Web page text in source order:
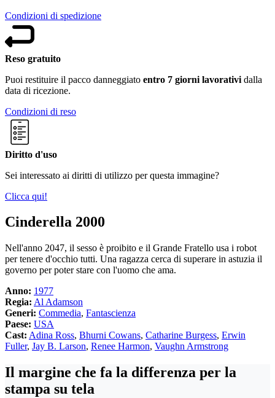
Condizioni di spedizione
Reso gratuito
Puoi restituire il pacco danneggiato entro 7 giorni lavorativi dalla
data di ricezione.
Condizioni di reso
Diritto d'uso
Sei interessato ai diritti di utilizzo per questa immagine?
Clicca qui!
Cinderella 2000
Nell'anno 2047, il sesso è proibito e il Grande Fratello usa i robot
per tenere d'occhio tutti. Una ragazza cerca di superare in astuzia il
governo per poter stare con l'uomo che ama.
Anno: 1977
Regia: Al Adamson
Generi: Commedia, Fantascienza
Paese: USA
Cast: Adina Ross, Bhurni Cowans, Catharine Burgess, Erwin
Fuller, Jay B. Larson, Renee Harmon, Vaughn Armstrong
Il margine che fa la differenza per la
stampa su tela